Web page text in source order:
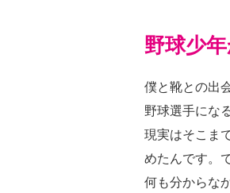
野球少
僕と靴との出
野球選手にな
現実はそこま
めたんです。
何も分からな